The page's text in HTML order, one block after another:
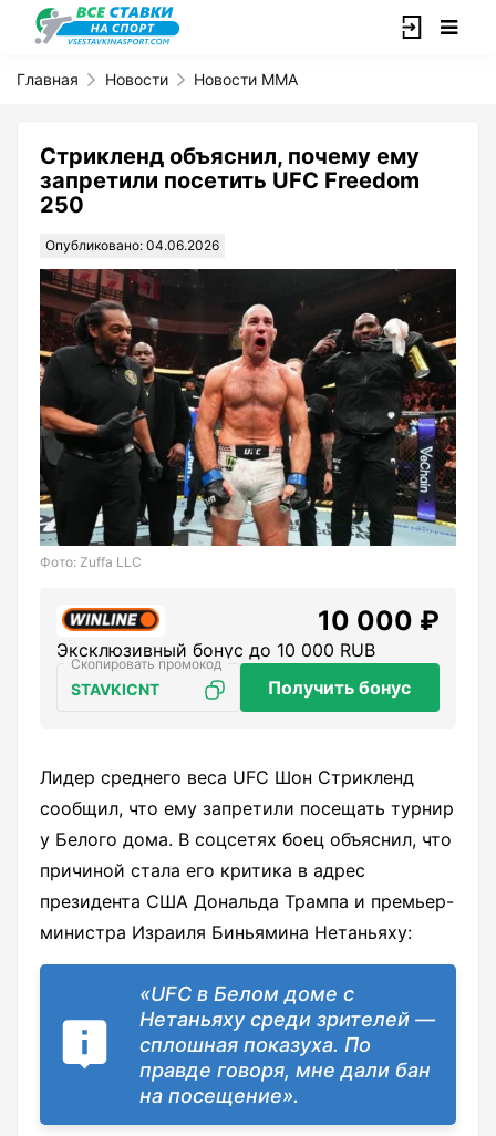
Главная Новости Новости ММА
Стрикленд объяснил, почему ему
запретили посетить UFC Freedom
250
Опубликовано: 04.06.2026
Фото: Zuffa LLC
10 000 ₽
Эксклюзивный бонус до 10 000 RUB
STAVKICNT Получить бонус
Лидер среднего веса UFC Шон Стрикленд
сообщил, что ему запретили посещать турнир
у Белого дома. В соцсетях боец объяснил, что
причиной стала его критика в адрес
президента США Дональда Трампа и премьер-
министра Израиля Биньямина Нетаньяху:
«UFC в Белом доме с
Нетаньяху среди зрителей —
сплошная показуха. По
правде говоря, мне дали бан
на посещение».